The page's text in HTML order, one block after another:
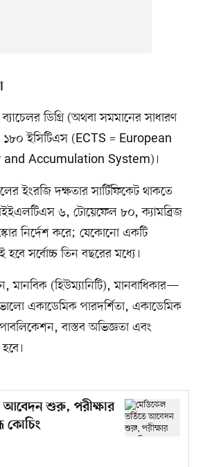
ডিগ্রি (অথবা সমমানের সাধারণ
১৮০ ইসিটিএস (ECTS = European
Accumulation System)।
ইংরজি দক্ষতার সার্টিফিকেট থাকতে
৬, টোয়েফেল ৮০, ক্যামব্রিজ
নির্দেশ করে; যেকোনো একটি
হবে সর্বোচ্চ তিন বছরের মধ্যে।
মানবিক (হিউম্যানিটি), মানবাধিকার—
একাডেমিক পারদর্শিতা, একাডেমিক
বাস্তব অভিজ্ঞতা এবং
আবেদন শুরু, পরীক্ষার
কোচিং